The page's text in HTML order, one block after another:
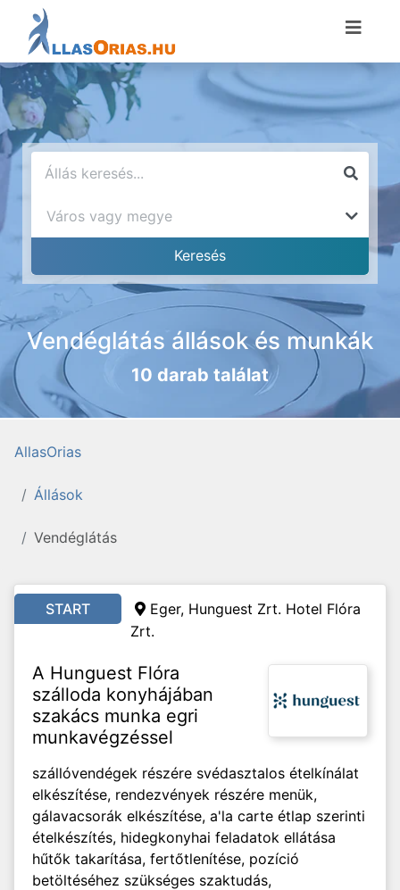
Vendéglátás állások és munkák
10 darab találat
AllasOrias
Állások
Vendéglátás
START
Eger, Hunguest Zrt. Hotel Flóra
Zrt.
A Hunguest Flóra
szálloda konyhájában
szakács munka egri
munkavégzéssel
szállóvendégek részére svédasztalos ételkínálat
elkészítése, rendezvények részére menük,
gálavacsorák elkészítése, a'la carte étlap szerinti
ételkészítés, hidegkonyhai feladatok ellátása
hűtők takarítása, fertőtlenítése, pozíció
betöltéséhez szükséges szaktudás,